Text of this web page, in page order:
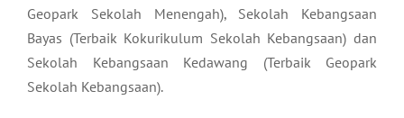
Geopark Sekolah Menengah), Sekolah Kebangsaan
Bayas (Terbaik Kokurikulum Sekolah Kebangsaan) dan
Sekolah Kebangsaan Kedawang (Terbaik Geopark
Sekolah Kebangsaan).